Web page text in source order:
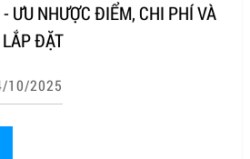
ƯU NHƯỢC ĐIỂM, CHI PHÍ VÀ
ĐẶT
10/2025